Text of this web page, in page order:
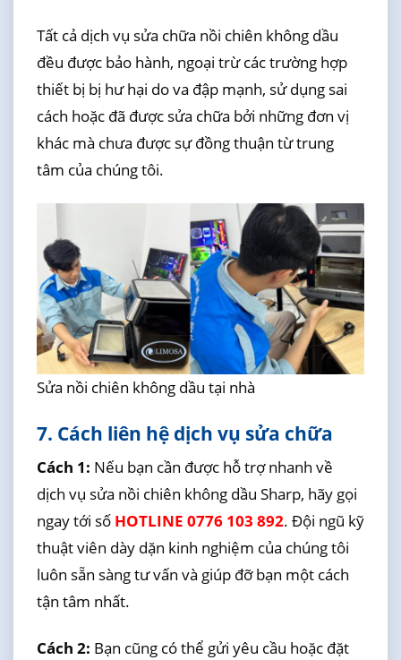
Tất cả dịch vụ sửa chữa nồi chiên không dầu
đều được bảo hành, ngoại trừ các trường hợp
thiết bị bị hư hại do va đập mạnh, sử dụng sai
cách hoặc đã được sửa chữa bởi những đơn vị
khác mà chưa được sự đồng thuận từ trung
tâm của chúng tôi.
Sửa nồi chiên không dầu tại nhà
7. Cách liên hệ dịch vụ sửa chữa
Cách 1: Nếu bạn cần được hỗ trợ nhanh về
dịch vụ sửa nồi chiên không dầu Sharp, hãy gọi
ngay tới số HOTLINE 0776 103 892. Đội ngũ kỹ
thuật viên dày dặn kinh nghiệm của chúng tôi
luôn sẵn sàng tư vấn và giúp đỡ bạn một cách
tận tâm nhất.
Cách 2: Bạn cũng có thể gửi yêu cầu hoặc đặt